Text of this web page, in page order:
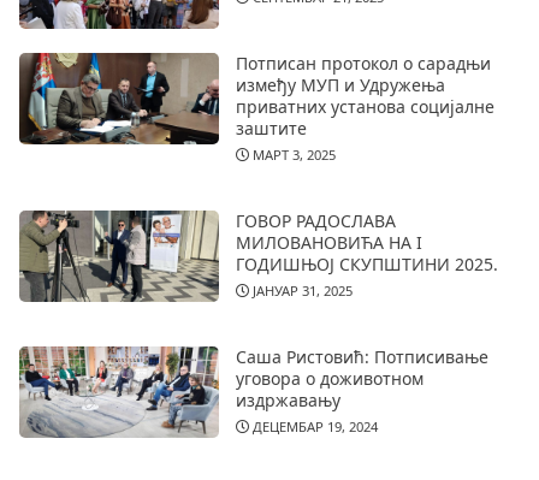
Потписан протокол о сарадњи
између МУП и Удружења
приватних установа социјалне
заштите
МАРТ 3, 2025
ГОВОР РАДОСЛАВА
МИЛОВАНОВИЋА НА I
ГОДИШЊОЈ СКУПШТИНИ 2025.
ЈАНУАР 31, 2025
Саша Ристовић: Потписивање
уговора о доживотном
издржавању
ДЕЦЕМБАР 19, 2024